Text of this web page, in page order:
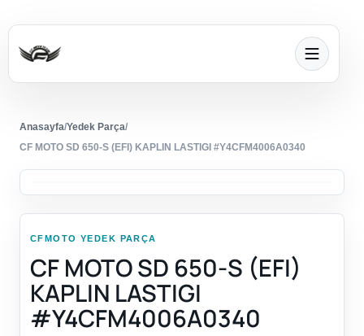
Anasayfa/Yedek Parça/
CF MOTO SD 650-S (EFI) KAPLIN LASTIGI #Y4CFM4006A0340
CFMOTO YEDEK PARÇA
CF MOTO SD 650-S (EFI)
KAPLIN LASTIGI
#Y4CFM4006A0340